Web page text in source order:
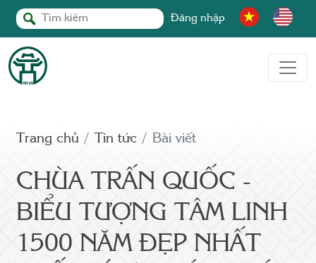
Đăng nhập
Trang chủ Tin tức Bài viết
CHÙA TRẤN QUỐC -
BIỂU TƯỢNG TÂM LINH
1500 NĂM ĐẸP NHẤT